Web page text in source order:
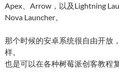
Apex、Arrow，以及Lightning
Nova Launcher。
那个时候的安卓系统很自由开放
样。
也是可以在各种树莓派创客教程